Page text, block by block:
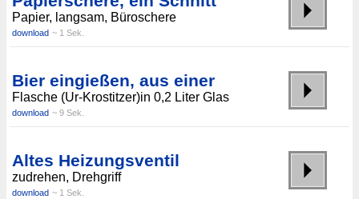
Papier, langsam, Büroschere
download ~ 1 Sek.
Bier eingießen, aus einer
Flasche (Ur-Krostitzer)in 0,2 Liter Glas
download ~ 9 Sek.
Altes Heizungsventil
zudrehen, Drehgriff
download ~ 1 Sek.